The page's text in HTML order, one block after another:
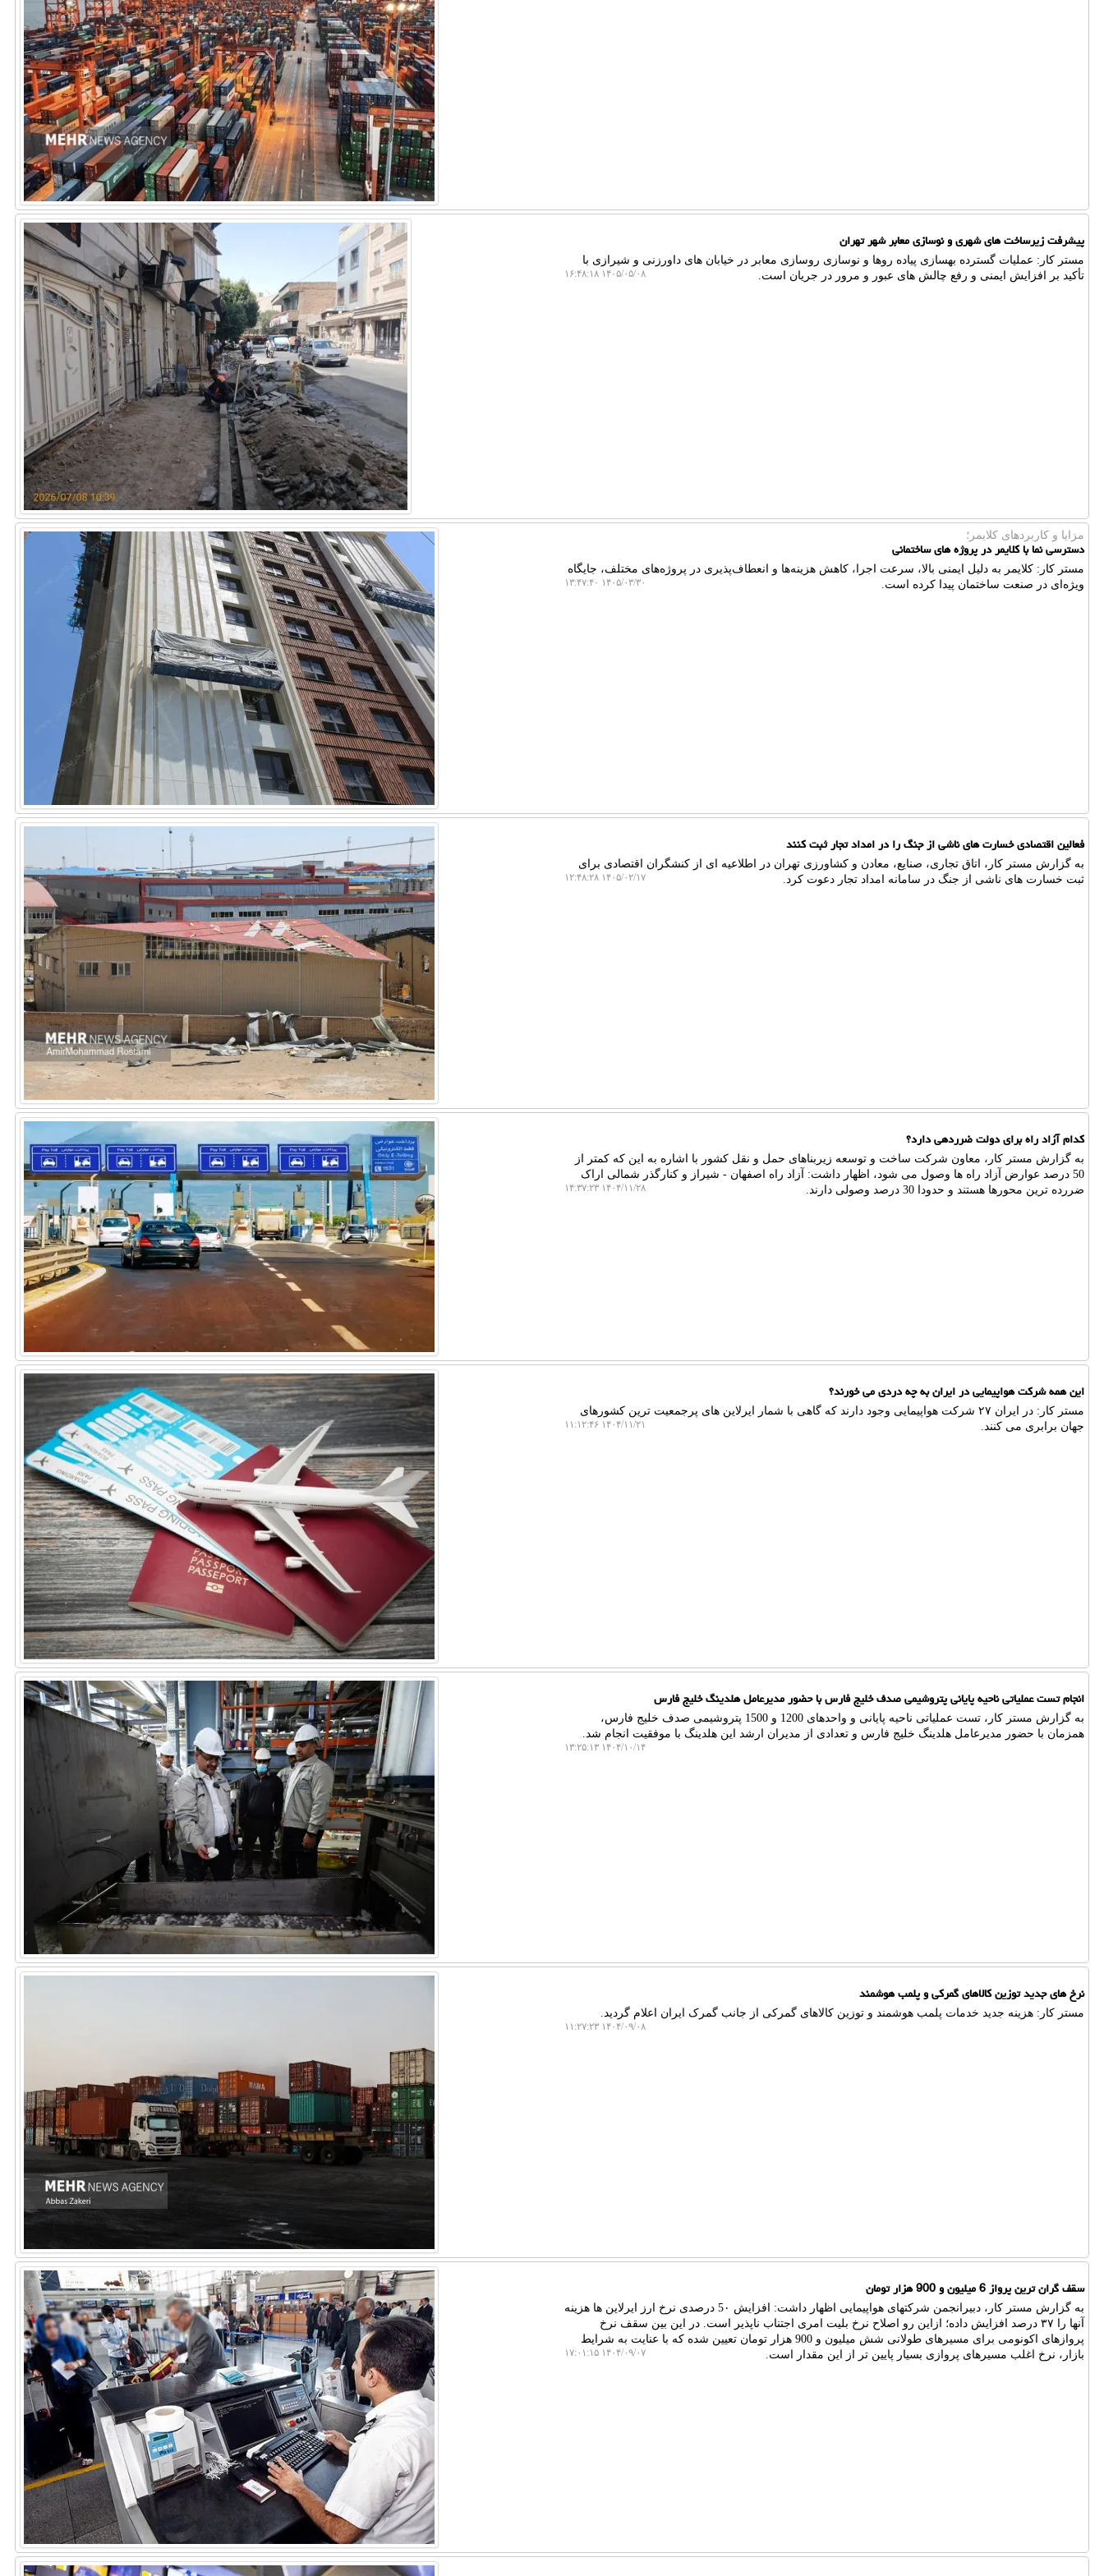
پیشرفت زیرساخت های شهری و نوسازی معابر شهر تهران
مستر کار: عملیات گسترده بهسازی پیاده روها و نوسازی روسازی معابر در خیابان های داورزنی و شیرازی با
تأکید بر افزایش ایمنی و رفع چالش های عبور و مرور در جریان است.
۱۴۰۵/۰۵/۰۸ ۱۶:۴۸:۱۸
مزایا و کاربردهای کلایمر؛
دسترسی نما با کلایمر در پروژه های ساختمانی
مستر کار: کلایمر به دلیل ایمنی بالا، سرعت اجرا، کاهش هزینه‌ها و انعطاف‌پذیری در پروژه‌های مختلف، جایگاه
ویژه‌ای در صنعت ساختمان پیدا کرده است.
۱۴۰۵/۰۳/۳۰ ۱۳:۴۷:۴۰
فعالین اقتصادی خسارت های ناشی از جنگ را در امداد تجار ثبت کنند
به گزارش مستر کار، اتاق تجاری، صنایع، معادن و کشاورزی تهران در اطلاعیه ای از کنشگران اقتصادی برای
ثبت خسارت های ناشی از جنگ در سامانه امداد تجار دعوت کرد.
۱۴۰۵/۰۲/۱۷ ۱۲:۴۸:۲۸
کدام آزاد راه برای دولت ضرردهی دارد؟
به گزارش مستر کار، معاون شرکت ساخت و توسعه زیربناهای حمل و نقل کشور با اشاره به این که کمتر از
50 درصد عوارض آزاد راه ها وصول می شود، اظهار داشت: آزاد راه اصفهان - شیراز و کنارگذر شمالی اراک
ضررده ترین محورها هستند و حدودا 30 درصد وصولی دارند.
۱۴۰۴/۱۱/۲۸ ۱۴:۳۷:۲۳
این همه شرکت هواپیمایی در ایران به چه دردی می خورند؟
مستر کار: در ایران ۲۷ شرکت هواپیمایی وجود دارند که گاهی با شمار ایرلاین های پرجمعیت ترین کشورهای
جهان برابری می کنند.
۱۴۰۴/۱۱/۲۱ ۱۱:۱۲:۴۶
انجام تست عملیاتی ناحیه پایانی پتروشیمی صدف خلیج فارس با حضور مدیرعامل هلدینگ خلیج فارس
به گزارش مستر کار، تست عملیاتی ناحیه پایانی و واحدهای 1200 و 1500 پتروشیمی صدف خلیج فارس،
همزمان با حضور مدیرعامل هلدینگ خلیج فارس و تعدادی از مدیران ارشد این هلدینگ با موفقیت انجام شد.
۱۴۰۴/۱۰/۱۴ ۱۳:۲۵:۱۳
نرخ های جدید توزین کالاهای گمرکی و پلمب هوشمند
مستر کار: هزینه جدید خدمات پلمب هوشمند و توزین کالاهای گمرکی از جانب گمرک ایران اعلام گردید.
۱۴۰۴/۰۹/۰۸ ۱۱:۲۷:۲۳
سقف گران ترین پرواز 6 میلیون و 900 هزار تومان
به گزارش مستر کار، دبیرانجمن شرکتهای هواپیمایی اظهار داشت: افزایش 5۰ درصدی نرخ ارز ایرلاین ها هزینه
آنها را ۳۷ درصد افزایش داده؛ ازاین رو اصلاح نرخ بلیت امری اجتناب ناپذیر است. در این بین سقف نرخ
پروازهای اکونومی برای مسیرهای طولانی شش میلیون و 900 هزار تومان تعیین شده که با عنایت به شرایط
بازار، نرخ اغلب مسیرهای پروازی بسیار پایین تر از این مقدار است.
۱۴۰۴/۰۹/۰۷ ۱۷:۰۱:۱۵